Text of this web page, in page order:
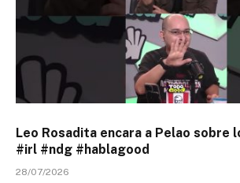
Leo Rosadita encara a Pelao sobre
#irl #ndg #hablagood
28/07/2026